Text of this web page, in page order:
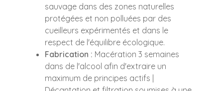
sauvage dans des zones naturelles
protégées et non polluées par des
cueilleurs expérimentés et dans le
respect de l'équilibre écologique.
Fabrication : Macération 3 semaines
dans de l'alcool afin d'extraire un
maximum de principes actifs |